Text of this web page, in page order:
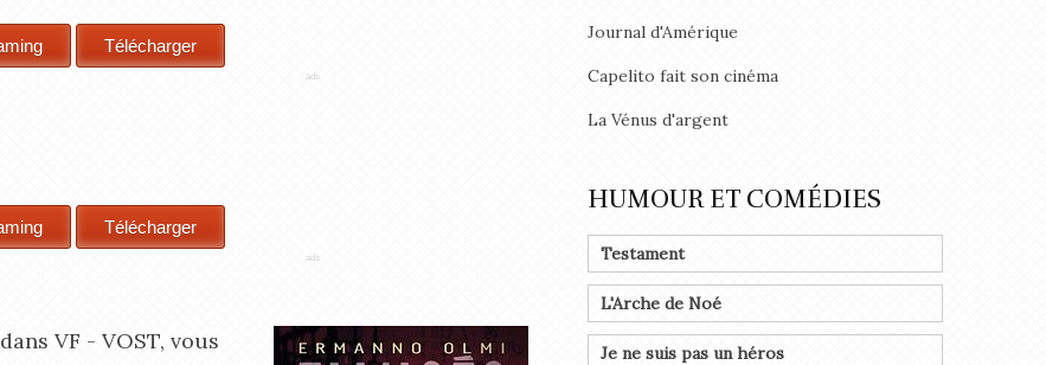
dans VF - VOST, vous
Journal d'Amérique
Capelito fait son cinéma
La Vénus d'argent
HUMOUR ET COMÉDIES
Testament
L'Arche de Noé
Je ne suis pas un héros